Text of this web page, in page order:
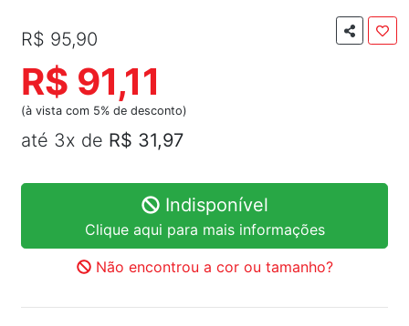
R$ 95,90
R$ 91,11
(à vista com 5% de desconto)
até 3x de R$ 31,97
Indisponível
Clique aqui para mais informações
Não encontrou a cor ou tamanho?